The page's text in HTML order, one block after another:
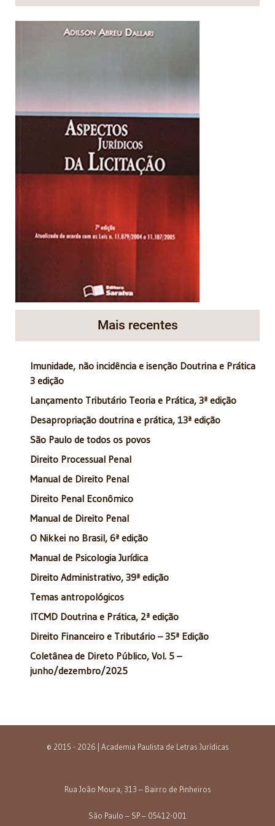
Mais recentes
Imunidade, não incidência e isenção Doutrina e Prática
3 edição
Lançamento Tributário Teoria e Prática, 3ª edição
Desapropriação doutrina e prática, 13ª edição
São Paulo de todos os povos
Direito Processual Penal
Manual de Direito Penal
Direito Penal Econômico
Manual de Direito Penal
O Nikkei no Brasil, 6ª edição
Manual de Psicologia Jurídica
Direito Administrativo, 39ª edição
Temas antropológicos
ITCMD Doutrina e Prática, 2ª edição
Direito Financeiro e Tributário – 35ª Edição
Coletânea de Direto Público, Vol. 5 –
junho/dezembro/2025
© 2015 - 2026 | Academia Paulista de Letras Jurídicas
Rua João Moura, 313 – Bairro de Pinheiros
São Paulo – SP – 05412-001